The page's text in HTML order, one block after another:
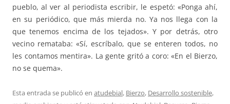
pueblo, al ver al periodista escribir, le espetó: «Ponga ahí,
en su periódico, que más mierda no. Ya nos llega con la
que tenemos encima de los tejados». Y por detrás, otro
vecino remataba: «Sí, escríbalo, que se enteren todos, no
les contamos mentira». La gente gritó a coro: «En el Bierzo,
no se quema».
Esta entrada se publicó en atudebial, Bierzo, Desarrollo sostenible,